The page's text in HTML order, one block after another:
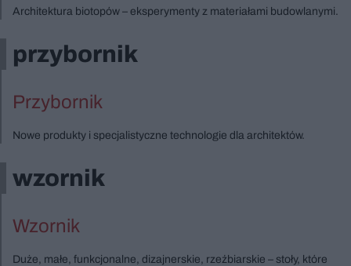
Architektura biotopów – eksperymenty z materiałami budowlanymi.
przybornik
Przybornik
Nowe produkty i specjalistyczne technologie dla architektów.
wzornik
Wzornik
Duże, małe, funkcjonalne, dizajnerskie, rzeźbiarskie – stoły, które